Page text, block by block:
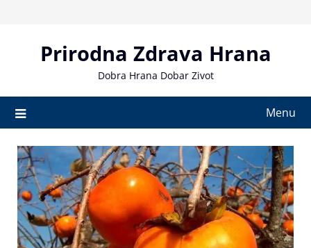
Prirodna Zdrava Hrana
Dobra Hrana Dobar Zivot
Menu